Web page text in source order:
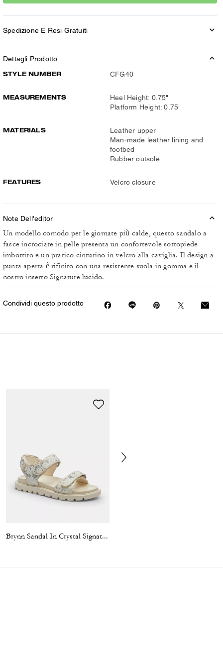
Spedizione E Resi Gratuiti
Dettagli Prodotto
STYLE NUMBER
CFG40
MEASUREMENTS
Heel Height: 0.75"
Platform Height: 0.75"
MATERIALS
Leather upper
Man-made leather lining and
footbed
Rubber outsole
FEATURES Velcro closure
Note Dell'editor
Un modello comodo per le giornate più calde, questo sandalo a
fasce incrociate in pelle presenta un confortevole sottopiede
imbottito e un pratico cinturino in velcro alla caviglia. Il design a
punta aperta è rifinito con una resistente suola in gomma e il
nostro inserto Signature lucido.
Condividi questo prodotto
Brynn Sandal In Crystal Signature Denim